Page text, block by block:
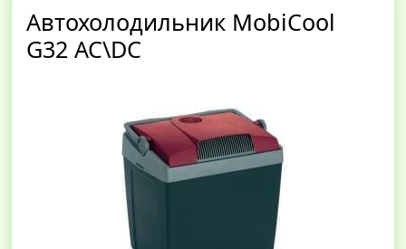
Автохолодильник MobiCool
G32 AC\DC